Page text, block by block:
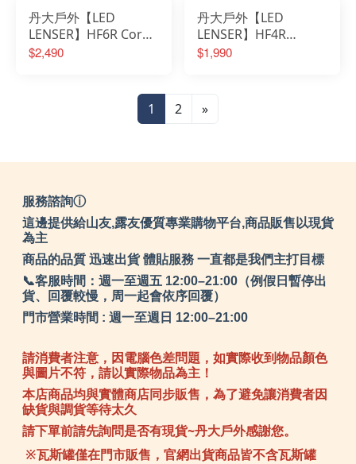
丹大戶外【LED
LENSER】HF6R Core
充電式數位調焦頭燈手
$2,490
丹大戶外【LED
LENSER】HF4R
Signature充電式專業
$1,990
1 2 »
服務諮詢ⓘ
這邊提供給山友,露友優質專業購物平台,商品販售以現貨
為主
商品的品質 迅速出貨 體貼服務 一直都是我們主打目標
📞客服時間：週一至週五 12:00–21:00（例假日暫停出
貨、回覆較慢，周一起會依序回覆）
門市營業時間 : 週一至週日 12:00–21:00
請消費者注意，因電腦色差問題，如實際收到物品顏色
與圖片不符，請以實際物品為主！
本店商品均與實體商店同步販售，為了避免讓消費者因
缺貨與調貨等待太久
請下單前請先詢問是否有現貨~丹大戶外感謝您。
※瓦斯罐僅在門市販售，官網出貨商品皆不含瓦斯罐